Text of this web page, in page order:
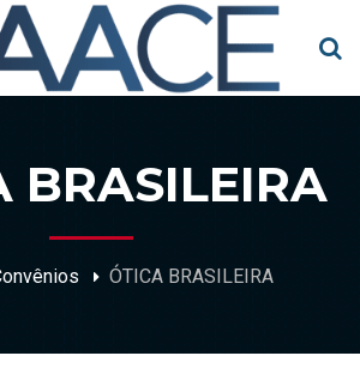
BRASILEIRA
ÓTICA BRASILEIRA